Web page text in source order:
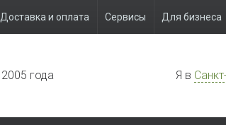
Доставка и оплата Сервисы Для бизнеса
года Я в